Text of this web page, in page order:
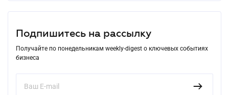
Подпишитесь на рассылку
Получайте по понедельникам weekly-digest о ключевых событиях
бизнеса